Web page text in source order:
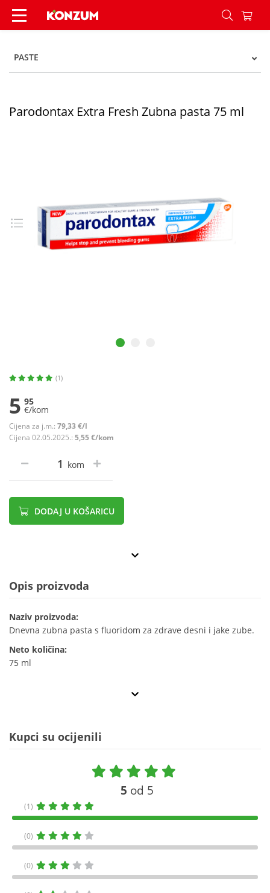
Parodontax Extra Fresh Zubna pasta 75 ml -
PASTE
Parodontax Extra Fresh Zubna pasta 75 ml
(1)
5 95
€/kom
Cijena za j.m.: 79,33 €/l
Cijena 02.05.2025.: 5,55 €/kom
kom
DODAJ U KOŠARICU
Opis proizvoda
Naziv proizvoda:
Dnevna zubna pasta s fluoridom za zdrave desni i jake zube.
Neto količina:
75 ml
Kupci su ocijenili
5 od 5
(1)
(0)
(0)